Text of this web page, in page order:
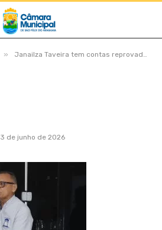
» Janailza Taveira tem contas reprovadas após rombo milionário, dívidas previdenciárias e retenção de dinheiro de servidores
3 de junho de 2026